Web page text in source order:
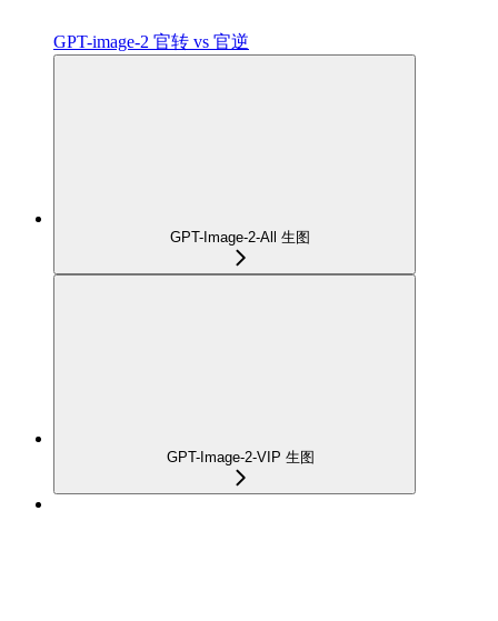
GPT-image-2 官转 vs 官逆
GPT-Image-2-All 生图
GPT-Image-2-VIP 生图